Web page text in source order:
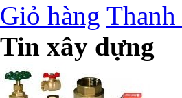
Giỏ hàng Thanh
Tin xây dựng